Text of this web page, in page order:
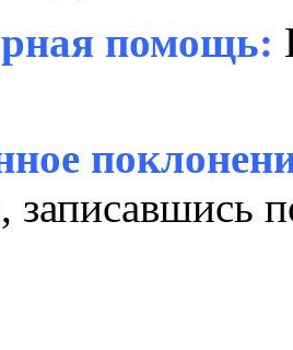
помощь:
записавшись